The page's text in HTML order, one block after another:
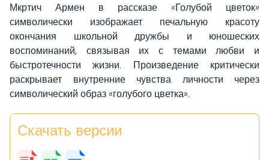
Мкртич Армен в рассказе «Голубой цветок»
символически изображает печальную красоту
окончания школьной дружбы и юношеских
воспоминаний, связывая их с темами любви и
быстротечности жизни. Произведение критически
раскрывает внутренние чувства личности через
символический образ «голубого цветка».
Скачать версии